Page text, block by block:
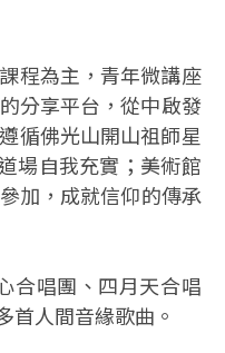
程為主，青年微講座
分享平台，從中啟發
循佛光山開山祖師星
場自我充實；美術館
加，成就信仰的傳承
合唱團、四月天合唱
首人間音緣歌曲。